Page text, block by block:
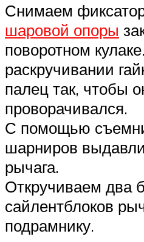
Снимаем
шаровой опоры
поворотном
раскручивании
палец так, чтобы
проворачивался.
С помощью
шарниров
рычага.
Откручиваем два
сайлентблоков
подрамнику.